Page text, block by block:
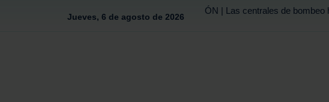
Jueves, 6 de agosto de 2026
ÓN | Las centrales de bombeo